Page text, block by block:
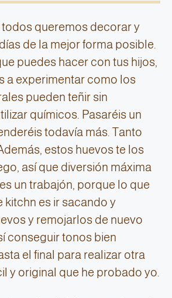
todos queremos decorar y
de la mejor forma posible.
puedes hacer con tus hijos,
a experimentar como los
pueden teñir sin
químicos. Pasaréis un
todavía más. Tanto
estos huevos te los
así que diversión máxima
un trabajón, porque lo que
kitchn es ir sacando y
y remojarlos de nuevo
conseguir tonos bien
el final para realizar otra
y original que he probado yo.